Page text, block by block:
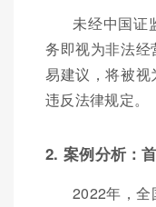
未经中国证
务即视为非法
易建议，将被视
违反法律规定。
2. 案例分析：
2022年，